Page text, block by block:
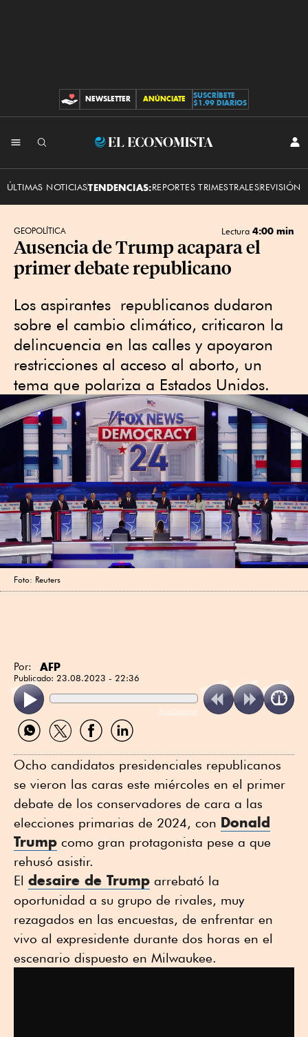
CONTRIBUCIONES
NEWSLETTER ANÚNCIATE
SUSCRÍBETE
$1.99 DIARIOS
El
ÚLTIMAS NOTICIASTENDENCIAS:REPORTES TRIMESTRALESREVISIÓN
GEOPOLÍTICA Lectura 4:00 min
Ausencia de Trump acapara el
primer debate republicano
Los aspirantes republicanos dudaron
sobre el cambio climático, criticaron la
delincuencia en las calles y apoyaron
restricciones al acceso al aborto, un
tema que polariza a Estados Unidos.
Foto: Reuters
Por: AFP
Publicado: 23.08.2023 - 22:36
ReadSpeaker
Compartir
por
Compartir
por
Compartir
por
Compartir
por
Ocho candidatos presidenciales republicanos
se vieron las caras este miércoles en el primer
debate de los conservadores de cara a las
elecciones primarias de 2024, con Donald
Trump como gran protagonista pese a que
rehusó asistir.
El desaire de Trump arrebató la
oportunidad a su grupo de rivales, muy
rezagados en las encuestas, de enfrentar en
vivo al expresidente durante dos horas en el
escenario dispuesto en Milwaukee.